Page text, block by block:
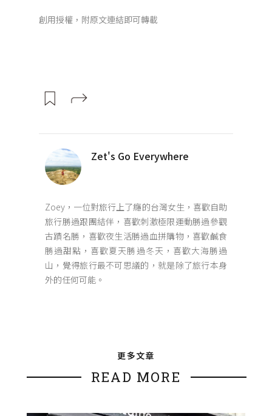
創用授權，附原文連結即可轉載
Zet's Go Everywhere
Zoey，一位對旅行上了癮的台灣女生，喜歡自助
旅行勝過跟團結伴，喜歡刺激極限運動勝過參觀
古蹟名勝，喜歡夜生活勝過血拼購物，喜歡鹹食
勝過甜點，喜歡夏天勝過冬天，喜歡大海勝過
山，覺得旅行最不可思議的，就是除了旅行本身
外的任何可能。
更多文章
READ MORE